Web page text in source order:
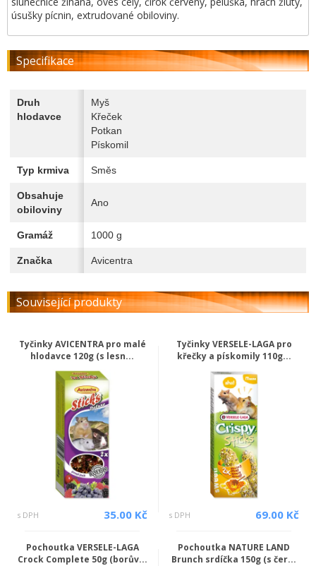
úsušky pícnin, extrudované obiloviny.
Specifikace
Druh
hlodavce
Myš
Křeček
Potkan
Pískomil
Typ krmiva Směs
Obsahuje
obiloviny
Ano
Gramáž 1000 g
Značka Avicentra
Související produkty
Tyčinky AVICENTRA pro malé
hlodavce 120g (s lesn...
s DPH 35.00 Kč
Tyčinky VERSELE-LAGA pro
křečky a pískomily 110g...
s DPH 69.00 Kč
Pochoutka VERSELE-LAGA
Crock Complete 50g (borův...
Pochoutka NATURE LAND
Brunch srdíčka 150g (s čer...